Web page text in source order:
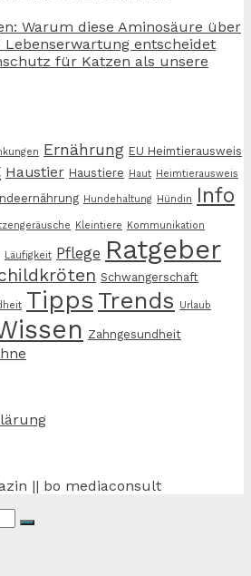
Warum diese Aminosäure über
Lebenserwartung entscheidet
für Katzen als unsere
Ernährung EU Heimtierausweis
Haustier Haustiere Haut Heimtierausweis
Hundehaltung Hündin Info
Kleintiere Kommunikation
Läufigkeit Pflege Ratgeber
Schwangerschaft
Tipps Trends Urlaub
Zahngesundheit
|| bo mediaconsult